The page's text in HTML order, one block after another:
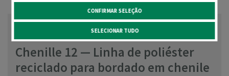
CONFIRMAR SELEÇÃO
SELECIONAR TUDO
Chenille 12 — Linha de poliéster
reciclado para bordado em chenile